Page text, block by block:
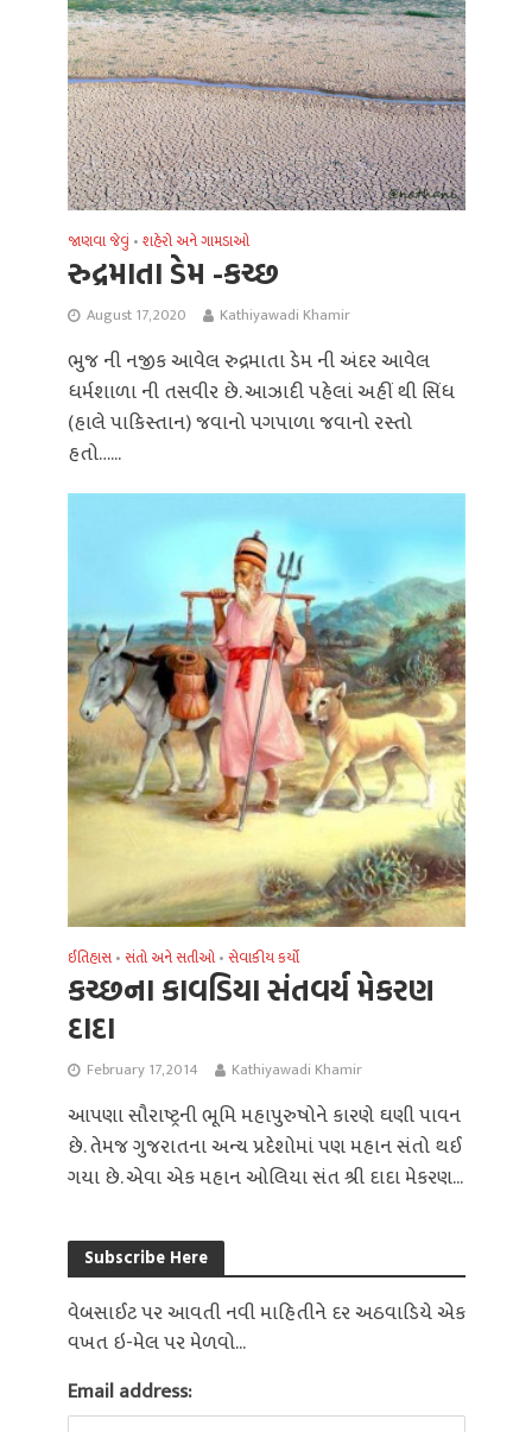
જાણવા જેવું • શહેરો અને ગામડાઓ
રુદ્રમાતા ડેમ -કચ્છ
August 17, 2020 Kathiyawadi Khamir
ભુજ ની નજીક આવેલ રુદ્રમાતા ડેમ ની અંદર આવેલ
ધર્મશાળા ની તસવીર છે. આઝાદી પહેલાં અહીં થી સિંધ
(હાલે પાકિસ્તાન) જવાનો પગપાળા જવાનો રસ્તો
હતો…...
ઈતિહાસ • સંતો અને સતીઓ • સેવાકીય કર્યો
કચ્છના કાવડિયા સંતવર્ય મેકરણ
દાદા
February 17, 2014 Kathiyawadi Khamir
આપણા સૌરાષ્ટ્રની ભૂમિ મહાપુરુષોને કારણે ઘણી પાવન
છે. તેમજ ગુજરાતના અન્ય પ્રદેશોમાં પણ મહાન સંતો થઈ
ગયા છે. એવા એક મહાન ઓલિયા સંત શ્રી દાદા મેકરણ...
Subscribe Here
વેબસાઈટ પર આવતી નવી માહિતીને દર અઠવાડિયે એક
વખત ઇ-મેલ પર મેળવો...
Email address: